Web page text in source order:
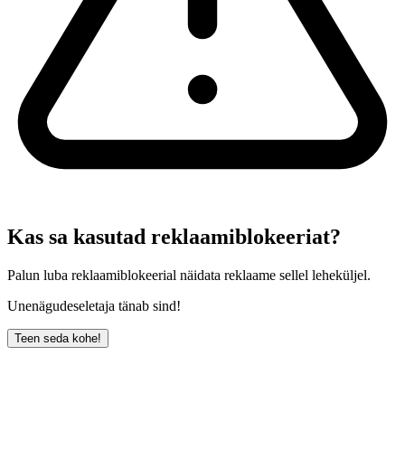
Kas sa kasutad reklaamiblokeeriat?
Palun luba reklaamiblokeerial näidata reklaame sellel leheküljel.
Unenägudeseletaja tänab sind!
Teen seda kohe!